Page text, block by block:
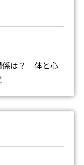
係は？ 体と心